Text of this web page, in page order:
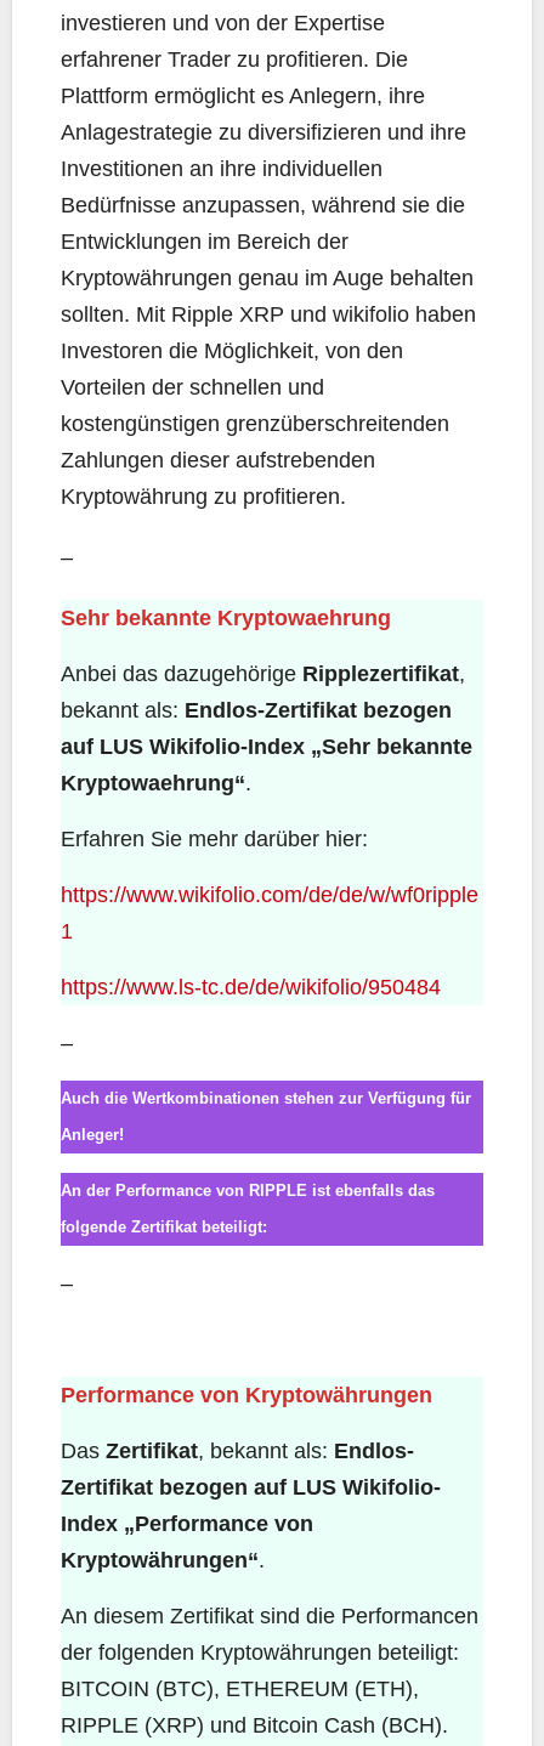
investieren und von der Expertise
erfahrener Trader zu profitieren. Die
Plattform ermöglicht es Anlegern, ihre
Anlagestrategie zu diversifizieren und ihre
Investitionen an ihre individuellen
Bedürfnisse anzupassen, während sie die
Entwicklungen im Bereich der
Kryptowährungen genau im Auge behalten
sollten. Mit Ripple XRP und wikifolio haben
Investoren die Möglichkeit, von den
Vorteilen der schnellen und
kostengünstigen grenzüberschreitenden
Zahlungen dieser aufstrebenden
Kryptowährung zu profitieren.
–
Sehr bekannte Kryptowaehrung
Anbei das dazugehörige Ripplezertifikat,
bekannt als: Endlos-Zertifikat bezogen
auf LUS Wikifolio-Index „Sehr bekannte
Kryptowaehrung“.
Erfahren Sie mehr darüber hier:
https://www.wikifolio.com/de/de/w/wf0ripple
1
https://www.ls-tc.de/de/wikifolio/950484
–
Auch die Wertkombinationen stehen zur Verfügung für
Anleger!
An der Performance von RIPPLE ist ebenfalls das
folgende Zertifikat beteiligt:
–
Performance von Kryptowährungen
Das Zertifikat, bekannt als: Endlos-
Zertifikat bezogen auf LUS Wikifolio-
Index „Performance von
Kryptowährungen“.
An diesem Zertifikat sind die Performancen
der folgenden Kryptowährungen beteiligt:
BITCOIN (BTC), ETHEREUM (ETH),
RIPPLE (XRP) und Bitcoin Cash (BCH).